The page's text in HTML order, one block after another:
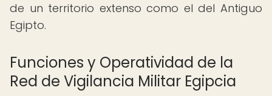
de un territorio extenso como el del Antiguo
Egipto.
Funciones y Operatividad de la
Red de Vigilancia Militar Egipcia